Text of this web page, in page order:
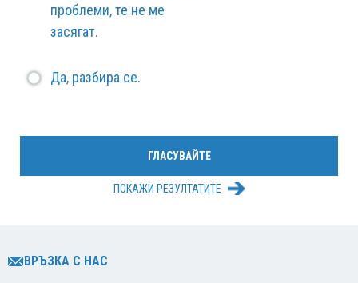
проблеми, те не ме
засягат.
Да, разбира се.
ПОКАЖИ РЕЗУЛТАТИТЕ
ВРЪЗКА С НАС